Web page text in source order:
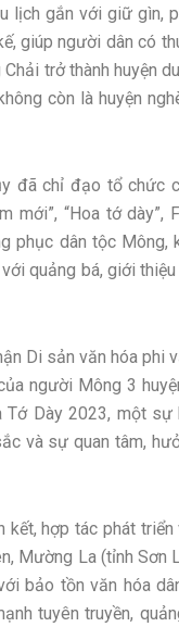
lịch gắn với giữ gìn,
giúp người dân có
trở thành huyện
còn là huyện
đã chỉ đạo tổ chức
mới”, “Hoa tớ
phục dân tộc
quảng bá, giới
Di sản văn hóa phi
người Mông 3
Dày 2023, một
và sự quan tâm,
hợp tác phát triển
Mường La (tỉnh Sơn
bảo tồn văn hóa
tuyên truyền,